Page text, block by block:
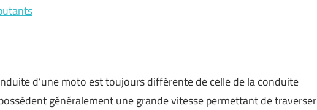
d’une moto est toujours différente de celle de la conduite
généralement une grande vitesse permettant de traverser